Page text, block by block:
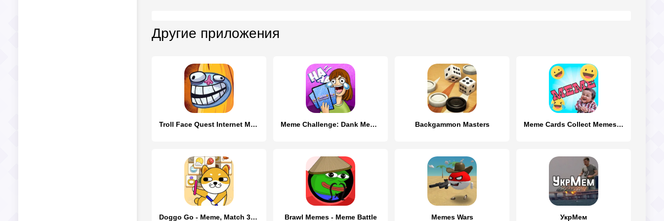
Другие приложения
Troll Face Quest Internet Meme Meme Challenge: Dank Memes Backgammon Masters Meme Cards Collect Memes Game
Doggo Go - Meme, Match 3 Tiles Brawl Memes - Meme Battle Memes Wars УкрМем